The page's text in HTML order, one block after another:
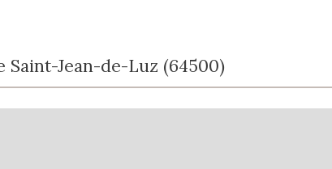
Saint-Jean-de-Luz (64500)